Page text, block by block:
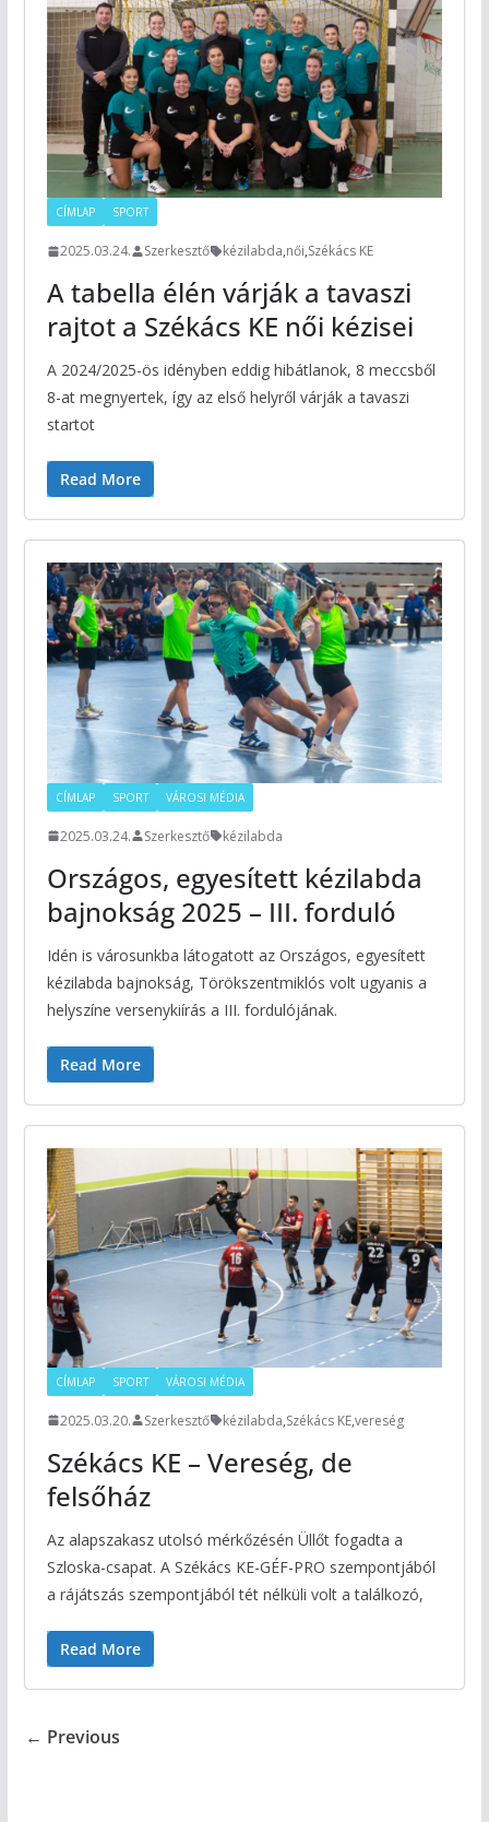
CÍMLAP SPORT
2025.03.24. Szerkesztő kézilabda,női,Székács KE
A tabella élén várják a tavaszi
rajtot a Székács KE női kézisei
A 2024/2025-ös idényben eddig hibátlanok, 8 meccsből
8-at megnyertek, így az első helyről várják a tavaszi
startot
Read More
CÍMLAP SPORT VÁROSI MÉDIA
2025.03.24. Szerkesztő kézilabda
Országos, egyesített kézilabda
bajnokság 2025 – III. forduló
Idén is városunkba látogatott az Országos, egyesített
kézilabda bajnokság, Törökszentmiklós volt ugyanis a
helyszíne versenykiírás a III. fordulójának.
Read More
CÍMLAP SPORT VÁROSI MÉDIA
2025.03.20. Szerkesztő kézilabda,Székács KE,vereség
Székács KE – Vereség, de
felsőház
Az alapszakasz utolsó mérkőzésén Üllőt fogadta a
Szloska-csapat. A Székács KE-GÉF-PRO szempontjából
a rájátszás szempontjából tét nélküli volt a találkozó,
Read More
← Previous